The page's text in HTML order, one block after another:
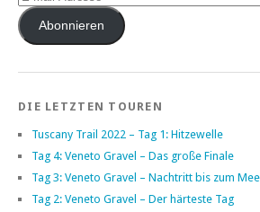
Mail-
AdresseAbonnieren
DIE LETZTEN TOUREN
Tuscany Trail 2022 – Tag 1: Hitzewelle
Tag 4: Veneto Gravel – Das große Finale
Tag 3: Veneto Gravel – Nachtritt bis zum
Tag 2: Veneto Gravel – Der härteste Tag